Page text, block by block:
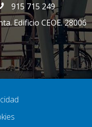
915 715 249
Edificio CEOE. 28006